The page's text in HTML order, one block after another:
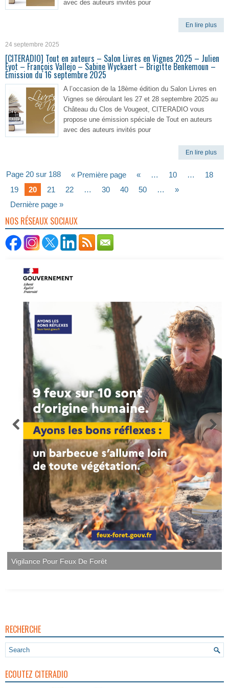
avec des auteurs invités pour
En lire plus
24 septembre 2025
[CITERADIO] Tout en auteurs – Salon Livres en Vignes 2025 – Julien
Fyot – François Vallejo – Sabine Wyckaert – Brigitte Benkemoun –
Émission du 16 septembre 2025
A l’occasion de la 18ème édition du Salon Livres en
Vignes se déroulant les 27 et 28 septembre 2025 au
Château du Clos de Vougeot, CITERADIO vous
propose une émission spéciale de Tout en auteurs
avec des auteurs invités pour
En lire plus
Page 20 sur 188 « Première page « … 10 …
18
19
20 21 22 … 30 40 50 …
»
Dernière page »
NOS RÉSEAUX SOCIAUX
RECHERCHE
ECOUTEZ CITERADIO